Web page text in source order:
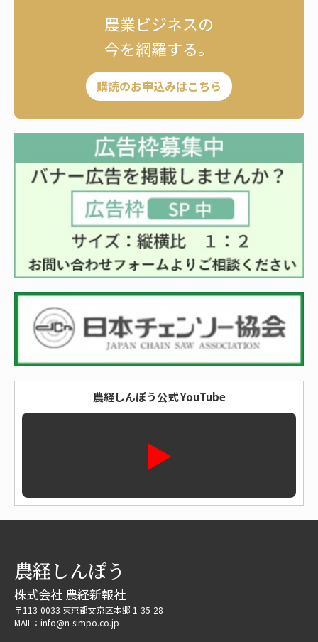
農業ビジネスの
今を網羅する。
購読のお申込みはこちら
農経しんぽう公式 YouTube
▶
農経しんぽう
株式会社 農経新報社
〒113-0033 東京都文京区本郷 1-35-28
MAIL：info@n-simpo.co.jp